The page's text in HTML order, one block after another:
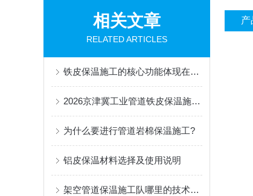
相关文章
RELATED ARTICLES
铁皮保温施工的核心功能体现在三个方面
2026京津冀工业管道铁皮保温施工方案
为什么要进行管道岩棉保温施工?
铝皮保温材料选择及使用说明
架空管道保温施工队哪里的技术要好
产